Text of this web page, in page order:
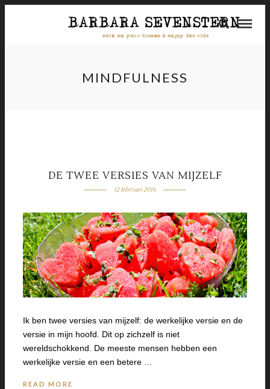
MINDFULNESS
DE TWEE VERSIES VAN MIJZELF
12 februari 2016
Ik ben twee versies van mijzelf: de werkelijke versie en de
versie in mijn hoofd. Dit op zichzelf is niet
wereldschokkend. De meeste mensen hebben een
werkelijke versie en een betere …
READ MORE